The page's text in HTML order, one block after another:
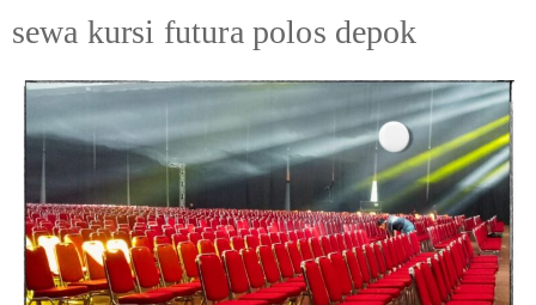
sewa kursi futura polos depok